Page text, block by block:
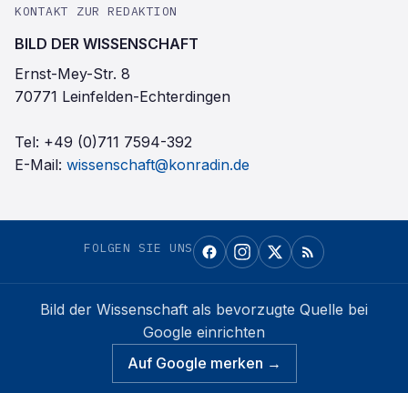
KONTAKT ZUR REDAKTION
BILD DER WISSENSCHAFT
Ernst-Mey-Str. 8
70771 Leinfelden-Echterdingen
Tel: +49 (0)711 7594-392
E-Mail: wissenschaft@konradin.de
FOLGEN SIE UNS
Bild der Wissenschaft als bevorzugte Quelle bei
Google einrichten
Auf Google merken →